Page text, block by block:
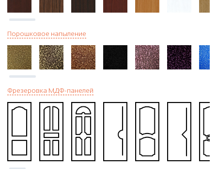
Порошковое напыление
Фрезеровка МДФ-панелей